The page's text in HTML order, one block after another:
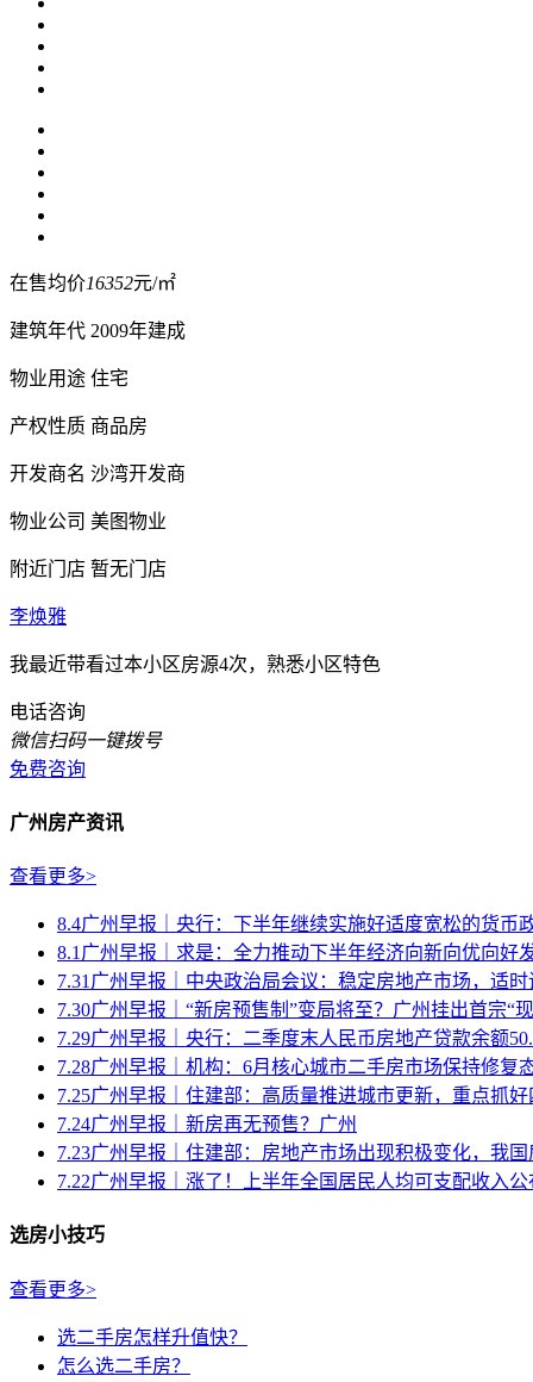
在售均价16352元/㎡
建筑年代 2009年建成
物业用途 住宅
产权性质 商品房
开发商名 沙湾开发商
物业公司 美图物业
附近门店 暂无门店
李焕雅
我最近带看过本小区房源4次，熟悉小区特色
电话咨询
微信扫码一键拨号
免费咨询
广州房产资讯
查看更多>
8.4广州早报｜央行：下半年继续实施好适度宽松的货币
8.1广州早报｜求是：全力推动下半年经济向新向优向好
7.31广州早报｜中央政治局会议：稳定房地产市场，适时
7.30广州早报｜“新房预售制”变局将至？广州挂出首宗“
7.29广州早报｜央行：二季度末人民币房地产贷款余额
7.28广州早报｜机构：6月核心城市二手房市场保持修复
7.25广州早报｜住建部：高质量推进城市更新，重点抓好
7.24广州早报｜新房再无预售？广州
7.23广州早报｜住建部：房地产市场出现积极变化，我国
7.22广州早报｜涨了！上半年全国居民人均可支配收入公
选房小技巧
查看更多>
选二手房怎样升值快？
怎么选二手房？